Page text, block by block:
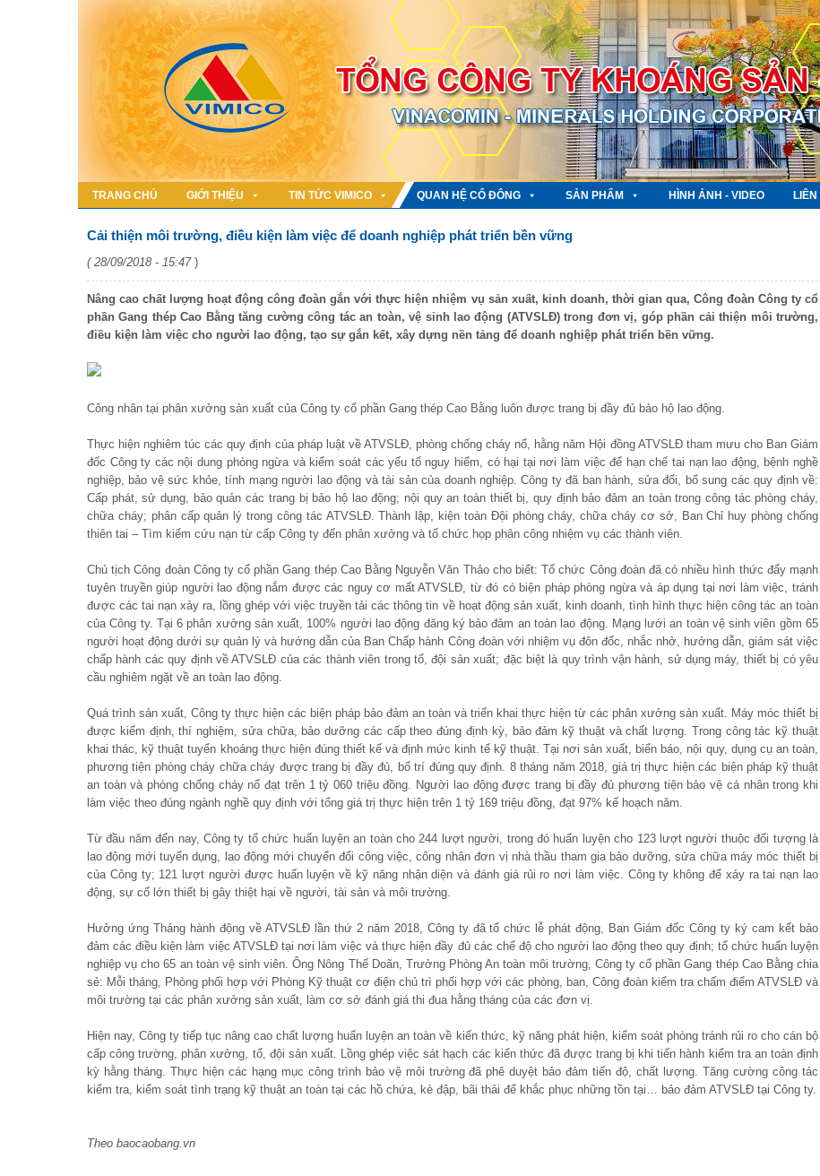
TRANG CHỦ GIỚI THIỆU TIN TỨC VIMICO QUAN HỆ CỔ ĐÔNG SẢN PHẨM HÌNH ẢNH - VIDEO LIÊN
Cải thiện môi trường, điều kiện làm việc để doanh nghiệp phát triển bền vững
( 28/09/2018 - 15:47)
Nâng cao chất lượng hoạt động công đoàn gắn với thực hiện nhiệm vụ sản xuất, kinh doanh, thời gian qua, Công đoàn Công ty cổ
phần Gang thép Cao Bằng tăng cường công tác an toàn, vệ sinh lao động (ATVSLĐ) trong đơn vị, góp phần cải thiện môi trường,
điều kiện làm việc cho người lao động, tạo sự gắn kết, xây dựng nền tảng để doanh nghiệp phát triển bền vững.
Công nhân tại phân xưởng sản xuất của Công ty cổ phần Gang thép Cao Bằng luôn được trang bị đầy đủ bảo hộ lao động.
Thực hiện nghiêm túc các quy định của pháp luật về ATVSLĐ, phòng chống cháy nổ, hằng năm Hội đồng ATVSLĐ tham mưu cho Ban Giám
đốc Công ty các nội dung phòng ngừa và kiểm soát các yếu tố nguy hiểm, có hại tại nơi làm việc để hạn chế tai nạn lao động, bệnh nghề
nghiệp, bảo vệ sức khỏe, tính mạng người lao động và tài sản của doanh nghiệp. Công ty đã ban hành, sửa đổi, bổ sung các quy định về:
Cấp phát, sử dụng, bảo quản các trang bị bảo hộ lao động; nội quy an toàn thiết bị, quy định bảo đảm an toàn trong công tác phòng cháy,
chữa cháy; phân cấp quản lý trong công tác ATVSLĐ. Thành lập, kiện toàn Đội phòng cháy, chữa cháy cơ sở, Ban Chỉ huy phòng chống
thiên tai – Tìm kiếm cứu nạn từ cấp Công ty đến phân xưởng và tổ chức họp phân công nhiệm vụ các thành viên.
Chủ tịch Công đoàn Công ty cổ phần Gang thép Cao Bằng Nguyễn Văn Thảo cho biết: Tổ chức Công đoàn đã có nhiều hình thức đẩy mạnh
tuyên truyền giúp người lao động nắm được các nguy cơ mất ATVSLĐ, từ đó có biện pháp phòng ngừa và áp dụng tại nơi làm việc, tránh
được các tai nạn xảy ra, lồng ghép với việc truyền tải các thông tin về hoạt động sản xuất, kinh doanh, tình hình thực hiện công tác an toàn
của Công ty. Tại 6 phân xưởng sản xuất, 100% người lao động đăng ký bảo đảm an toàn lao động. Mạng lưới an toàn vệ sinh viên gồm 65
người hoạt động dưới sự quản lý và hướng dẫn của Ban Chấp hành Công đoàn với nhiệm vụ đôn đốc, nhắc nhở, hướng dẫn, giám sát việc
chấp hành các quy định về ATVSLĐ của các thành viên trong tổ, đội sản xuất; đặc biệt là quy trình vận hành, sử dụng máy, thiết bị có yêu
cầu nghiêm ngặt về an toàn lao động.
Quá trình sản xuất, Công ty thực hiện các biện pháp bảo đảm an toàn và triển khai thực hiện từ các phân xưởng sản xuất. Máy móc thiết bị
được kiểm định, thí nghiệm, sửa chữa, bảo dưỡng các cấp theo đúng định kỳ, bảo đảm kỹ thuật và chất lượng. Trong công tác kỹ thuật
khai thác, kỹ thuật tuyển khoáng thực hiện đúng thiết kế và định mức kinh tế kỹ thuật. Tại nơi sản xuất, biển báo, nội quy, dụng cụ an toàn,
phương tiện phòng cháy chữa cháy được trang bị đầy đủ, bố trí đúng quy định. 8 tháng năm 2018, giá trị thực hiện các biện pháp kỹ thuật
an toàn và phòng chống cháy nổ đạt trên 1 tỷ 060 triệu đồng. Người lao động được trang bị đầy đủ phương tiện bảo vệ cá nhân trong khi
làm việc theo đúng ngành nghề quy định với tổng giá trị thực hiện trên 1 tỷ 169 triệu đồng, đạt 97% kế hoạch năm.
Từ đầu năm đến nay, Công ty tổ chức huấn luyện an toàn cho 244 lượt người, trong đó huấn luyện cho 123 lượt người thuộc đối tượng là
lao động mới tuyển dụng, lao động mới chuyển đổi công việc, công nhân đơn vị nhà thầu tham gia bảo dưỡng, sửa chữa máy móc thiết bị
của Công ty; 121 lượt người được huấn luyện về kỹ năng nhận diện và đánh giá rủi ro nơi làm việc. Công ty không để xảy ra tai nạn lao
động, sự cố lớn thiết bị gây thiệt hại về người, tài sản và môi trường.
Hưởng ứng Tháng hành động về ATVSLĐ lần thứ 2 năm 2018, Công ty đã tổ chức lễ phát động, Ban Giám đốc Công ty ký cam kết bảo
đảm các điều kiện làm việc ATVSLĐ tại nơi làm việc và thực hiện đầy đủ các chế độ cho người lao động theo quy định; tổ chức huấn luyện
nghiệp vụ cho 65 an toàn vệ sinh viên. Ông Nông Thế Doãn, Trưởng Phòng An toàn môi trường, Công ty cổ phần Gang thép Cao Bằng chia
sẻ: Mỗi tháng, Phòng phối hợp với Phòng Kỹ thuật cơ điện chủ trì phối hợp với các phòng, ban, Công đoàn kiểm tra chấm điểm ATVSLĐ và
môi trường tại các phân xưởng sản xuất, làm cơ sở đánh giá thi đua hằng tháng của các đơn vị.
Hiện nay, Công ty tiếp tục nâng cao chất lượng huấn luyện an toàn về kiến thức, kỹ năng phát hiện, kiểm soát phòng tránh rủi ro cho cán bộ
cấp công trường, phân xưởng, tổ, đội sản xuất. Lồng ghép việc sát hạch các kiến thức đã được trang bị khi tiến hành kiểm tra an toàn định
kỳ hằng tháng. Thực hiện các hạng mục công trình bảo vệ môi trường đã phê duyệt bảo đảm tiến độ, chất lượng. Tăng cường công tác
kiểm tra, kiểm soát tình trạng kỹ thuật an toàn tại các hồ chứa, kè đập, bãi thải để khắc phục những tồn tại… bảo đảm ATVSLĐ tại Công ty.
Theo baocaobang.vn